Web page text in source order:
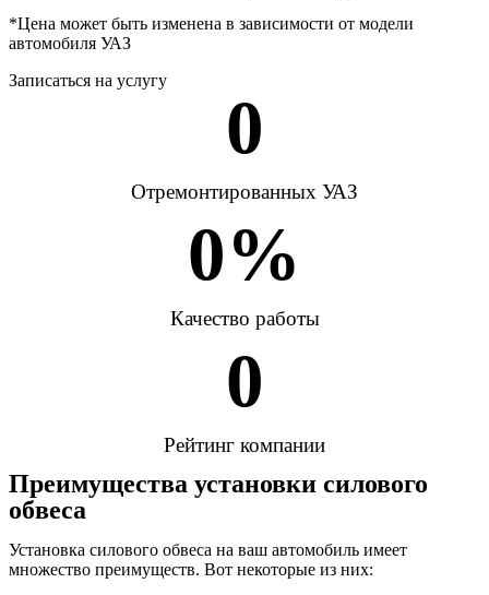
*Цена может быть изменена в зависимости от модели
автомобиля УАЗ
Записаться на услугу
0
Отремонтированных УАЗ
0%
Качество работы
0
Рейтинг компании
Преимущества установки силового
обвеса
Установка силового обвеса на ваш автомобиль имеет
множество преимуществ. Вот некоторые из них: